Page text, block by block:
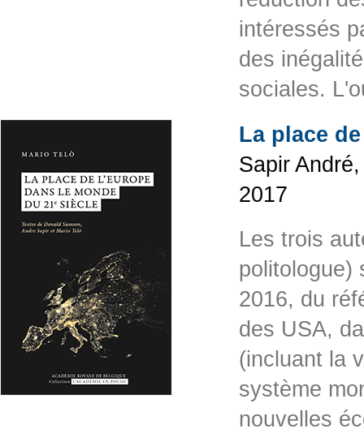
intéressés
des
sociales.
La place
Sapir
2017
Les trois
politologue)
2016, du
des USA,
(incluant la
système
nouvelles